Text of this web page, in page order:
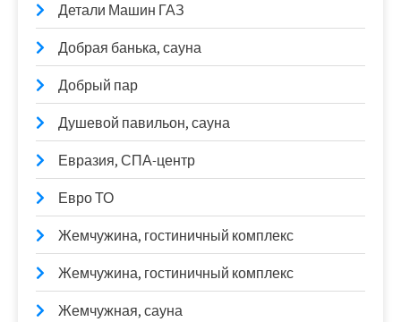
Детали Машин ГАЗ
Добрая банька, сауна
Добрый пар
Душевой павильон, сауна
Евразия, СПА-центр
Евро ТО
Жемчужина, гостиничный комплекс
Жемчужина, гостиничный комплекс
Жемчужная, сауна